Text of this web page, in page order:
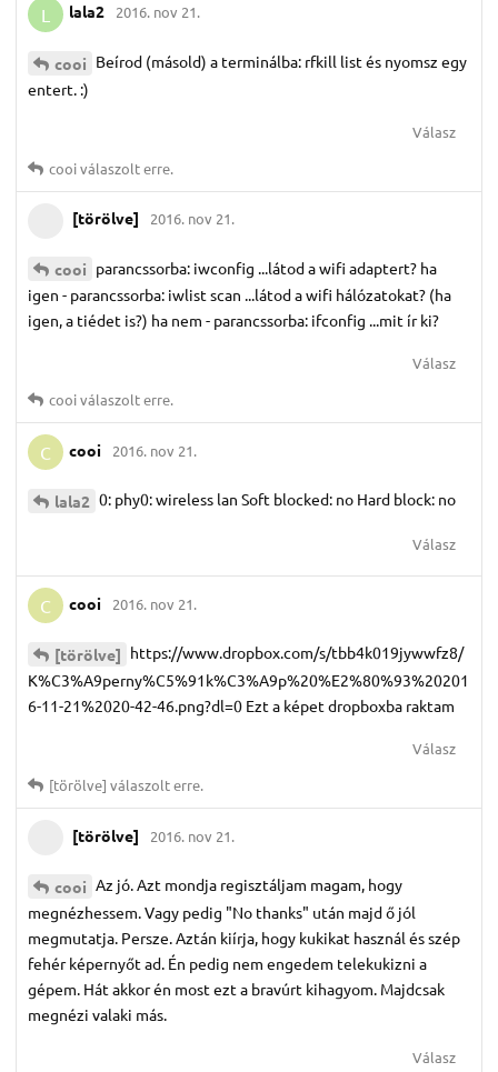
L lala2 2016. nov 21.
cooi Beírod (másold) a terminálba: rfkill list és nyomsz egy
entert. :)
Válasz
cooiválaszolt erre.
[törölve] 2016. nov 21.
cooi parancssorba: iwconfig ...látod a wifi adaptert? ha
igen - parancssorba: iwlist scan ...látod a wifi hálózatokat? (ha
igen, a tiédet is?) ha nem - parancssorba: ifconfig ...mit ír ki?
Válasz
cooiválaszolt erre.
C cooi 2016. nov 21.
lala2 0: phy0: wireless lan Soft blocked: no Hard block: no
Válasz
C cooi 2016. nov 21.
[törölve] https://www.dropbox.com/s/tbb4k019jywwfz8/
K%C3%A9perny%C5%91k%C3%A9p%20%E2%80%93%20201
6-11-21%2020-42-46.png?dl=0 Ezt a képet dropboxba raktam
Válasz
[törölve] válaszolt erre.
[törölve] 2016. nov 21.
cooi Az jó. Azt mondja regisztáljam magam, hogy
megnézhessem. Vagy pedig "No thanks" után majd ő jól
megmutatja. Persze. Aztán kiírja, hogy kukikat használ és szép
fehér képernyőt ad. Én pedig nem engedem telekukizni a
gépem. Hát akkor én most ezt a bravúrt kihagyom. Majdcsak
megnézi valaki más.
Válasz